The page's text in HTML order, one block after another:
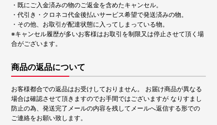
・既にご入金済みの物のご返金を含めたキャンセル。
・代引き・クロネコ代金後払いサービス希望で発送済みの物。
・その他、お取引が配達状態に入ってしまっている物。
※キャンセル履歴が多いお客様はお取引を制限又は停止させて頂く場
合がございます。
商品の返品について
お客様都合での返品はお受けしておりません。 お届け商品が異なる
場合は確認させて頂きますのでお手間ではございますが なりすまし
防止の為、発送完了メールの内容を残してメールへ返信する形での
ご連絡をお願い致します。